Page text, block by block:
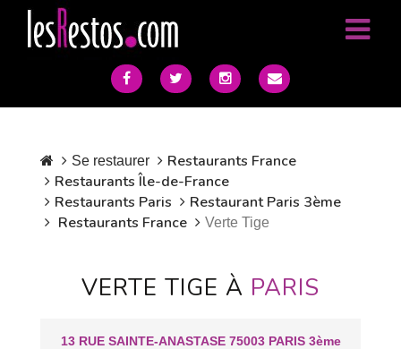
Se restaurer
Restaurants France
Restaurants Île-de-France
Restaurants Paris
Restaurant Paris 3ème
Restaurants France
Verte Tige
VERTE TIGE À PARIS
13 RUE SAINTE-ANASTASE 75003 PARIS 3ème